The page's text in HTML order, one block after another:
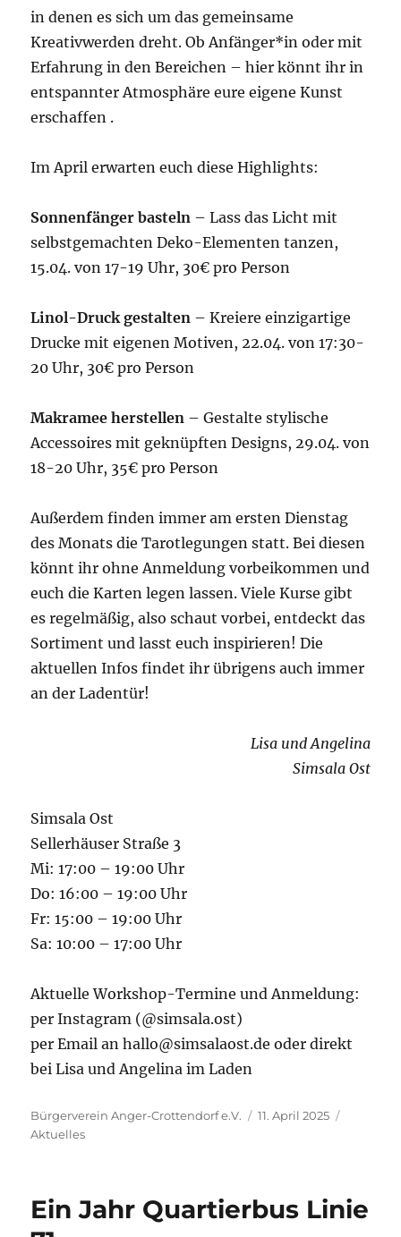
in denen es sich um das gemeinsame
Kreativwerden dreht. Ob Anfänger*in oder mit
Erfahrung in den Bereichen – hier könnt ihr in
entspannter Atmosphäre eure eigene Kunst
erschaffen .
Im April erwarten euch diese Highlights:
Sonnenfänger basteln – Lass das Licht mit
selbstgemachten Deko-Elementen tanzen,
15.04. von 17-19 Uhr, 30€ pro Person
Linol-Druck gestalten – Kreiere einzigartige
Drucke mit eigenen Motiven, 22.04. von 17:30-
20 Uhr, 30€ pro Person
Makramee herstellen – Gestalte stylische
Accessoires mit geknüpften Designs, 29.04. von
18-20 Uhr, 35€ pro Person
Außerdem finden immer am ersten Dienstag
des Monats die Tarotlegungen statt. Bei diesen
könnt ihr ohne Anmeldung vorbeikommen und
euch die Karten legen lassen. Viele Kurse gibt
es regelmäßig, also schaut vorbei, entdeckt das
Sortiment und lasst euch inspirieren! Die
aktuellen Infos findet ihr übrigens auch immer
an der Ladentür!
Lisa und Angelina
Simsala Ost
Simsala Ost
Sellerhäuser Straße 3
Mi: 17:00 – 19:00 Uhr
Do: 16:00 – 19:00 Uhr
Fr: 15:00 – 19:00 Uhr
Sa: 10:00 – 17:00 Uhr
Aktuelle Workshop-Termine und Anmeldung:
per Instagram (@simsala.ost)
per Email an hallo@simsalaost.de oder direkt
bei Lisa und Angelina im Laden
Autor
Bürgerverein Anger-Crottendorf e.V.
Veröffentlicht
11. April 2025
Aktuelles
Ein Jahr Quartierbus Linie